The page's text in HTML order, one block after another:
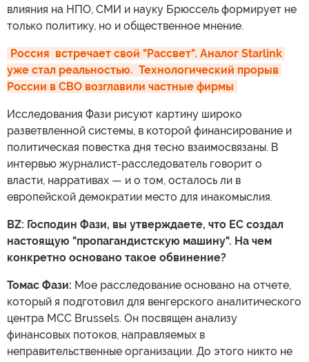
влияния на НПО, СМИ и науку Брюссель формирует не
только политику, но и общественное мнение.
Россия  встречает свой "Рассвет". Аналог Starlink
уже стал реальностью.  Технологический прорыв
России в СВО возглавили частные фирмы
Исследования Фази рисуют картину широко
разветвленной системы, в которой финансирование и
политическая повестка дня тесно взаимосвязаны. В
интервью журналист-расследователь говорит о
власти, нарративах — и о том, осталось ли в
европейской демократии место для инакомыслия.
BZ: Господин Фази, вы утверждаете, что ЕС создал
настоящую "пропагандистскую машину". На чем
конкретно основано такое обвинение?
Томас Фази: Мое расследование основано на отчете,
который я подготовил для венгерского аналитического
центра MCC Brussels. Он посвящен анализу
финансовых потоков, направляемых в
неправительственные организации. До этого никто не